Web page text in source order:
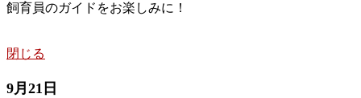
飼育員のガイドをお楽しみに！
閉じる
9月21日